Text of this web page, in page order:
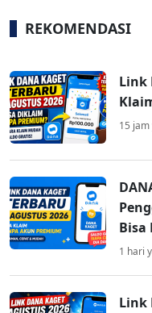
REKOMENDASI
Link
15
Bisa
1 hari
Link